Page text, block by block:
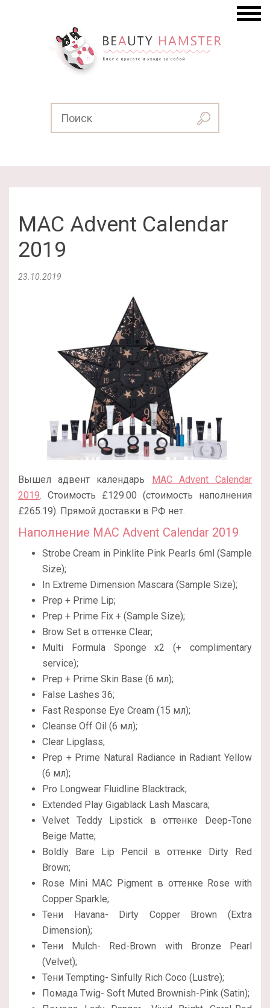
MAC Advent Calendar
2019
23.10.2019
Вышел адвент календарь MAC Advent Calendar
2019. Стоимость £129.00 (стоимость наполнения
£265.19). Прямой доставки в РФ нет.
Наполнение MAC Advent Calendar 2019
Strobe Cream in Pinklite Pink Pearls 6ml (Sample
Size);
In Extreme Dimension Mascara (Sample Size);
Prep + Prime Lip;
Prep + Prime Fix + (Sample Size);
Brow Set в оттенке Clear;
Multi Formula Sponge x2 (+ complimentary
service);
Prep + Prime Skin Base (6 мл);
False Lashes 36;
Fast Response Eye Cream (15 мл);
Cleanse Off Oil (6 мл);
Clear Lipglass;
Prep + Prime Natural Radiance in Radiant Yellow
(6 мл);
Pro Longwear Fluidline Blacktrack;
Extended Play Gigablack Lash Mascara;
Velvet Teddy Lipstick в оттенке Deep-Tone
Beige Matte;
Boldly Bare Lip Pencil в оттенке Dirty Red
Brown;
Rose Mini MAC Pigment в оттенке Rose with
Copper Sparkle;
Тени Havana- Dirty Copper Brown (Extra
Dimension);
Тени Mulch- Red-Brown with Bronze Pearl
(Velvet);
Тени Tempting- Sinfully Rich Coco (Lustre);
Помада Twig- Soft Muted Brownish-Pink (Satin);